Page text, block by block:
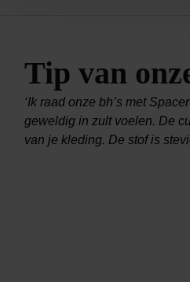
Tip van
‘Ik raad onze bh’s met
geweldig in zult voelen. De
van je kleding. De stof is